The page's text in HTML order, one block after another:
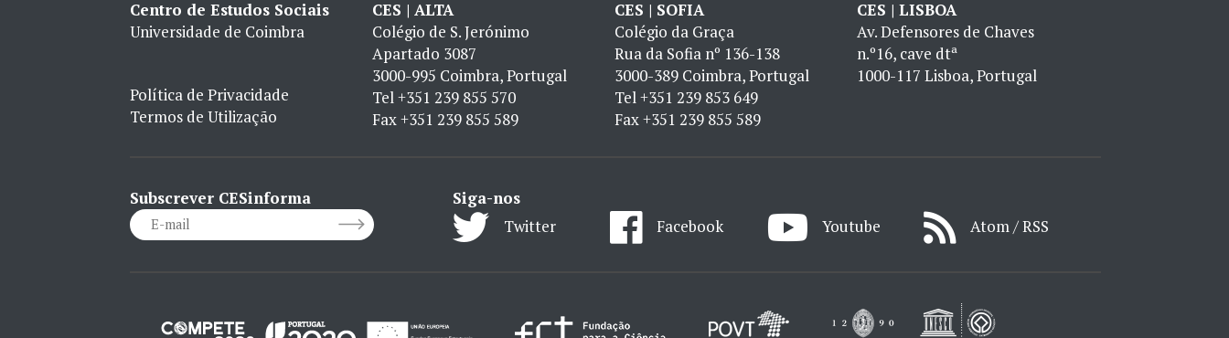
Centro de Estudos Sociais
Universidade de Coimbra
Política de Privacidade
Termos de Utilização
CES | ALTA
Colégio de S. Jerónimo
Apartado 3087
3000-995 Coimbra, Portugal
Tel+351 239 855 570
Fax+351 239 855 589
CES | SOFIA
Colégio da Graça
Rua da Sofia nº 136-138
3000-389 Coimbra, Portugal
Tel+351 239 853 649
Fax+351 239 855 589
CES | LISBOA
Av. Defensores de Chaves
n.º16, cave dtª
1000-117 Lisboa, Portugal
Subscrever CESinforma
Siga-nos
Twitter
Facebook Youtube Atom / RSS